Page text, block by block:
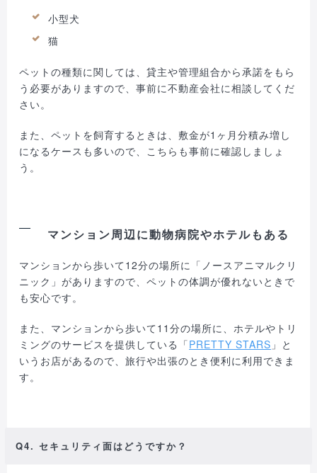
小型犬
猫
ペットの種類に関しては、貸主や管理組合から承諾をもら
う必要がありますので、事前に不動産会社に相談してくだ
さい。
また、ペットを飼育するときは、敷金が1ヶ月分積み増し
になるケースも多いので、こちらも事前に確認しましょ
う。
マンション周辺に動物病院やホテルもある
マンションから歩いて12分の場所に「ノースアニマルクリ
ニック」がありますので、ペットの体調が優れないときで
も安心です。
また、マンションから歩いて11分の場所に、ホテルやトリ
ミングのサービスを提供している「PRETTY STARS 」と
いうお店があるので、旅行や出張のとき便利に利用できま
す。
Q4. セキュリティ面はどうですか？